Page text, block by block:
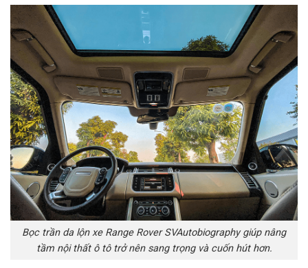
Bọc trần da lộn xe Range Rover SVAutobiography giúp nâng
tầm nội thất ô tô trở nên sang trọng và cuốn hút hơn.